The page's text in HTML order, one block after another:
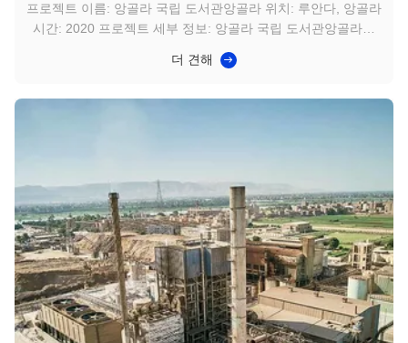
프로젝트 이름: 앙골라 국립 도서관앙골라 위치: 루안다, 앙골라
시간: 2020 프로젝트 세부 정보: 앙골라 국립 도서관앙골라은
에 설립되었으며, 1938년에 설립된 앙골라 국립 박물관의 일부
더 견해